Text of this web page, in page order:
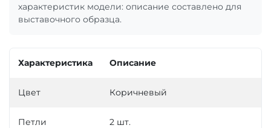
характеристик модели: описание составлено для
выставочного образца.
Характеристика Описание
Цвет Коричневый
Петли 2 шт.